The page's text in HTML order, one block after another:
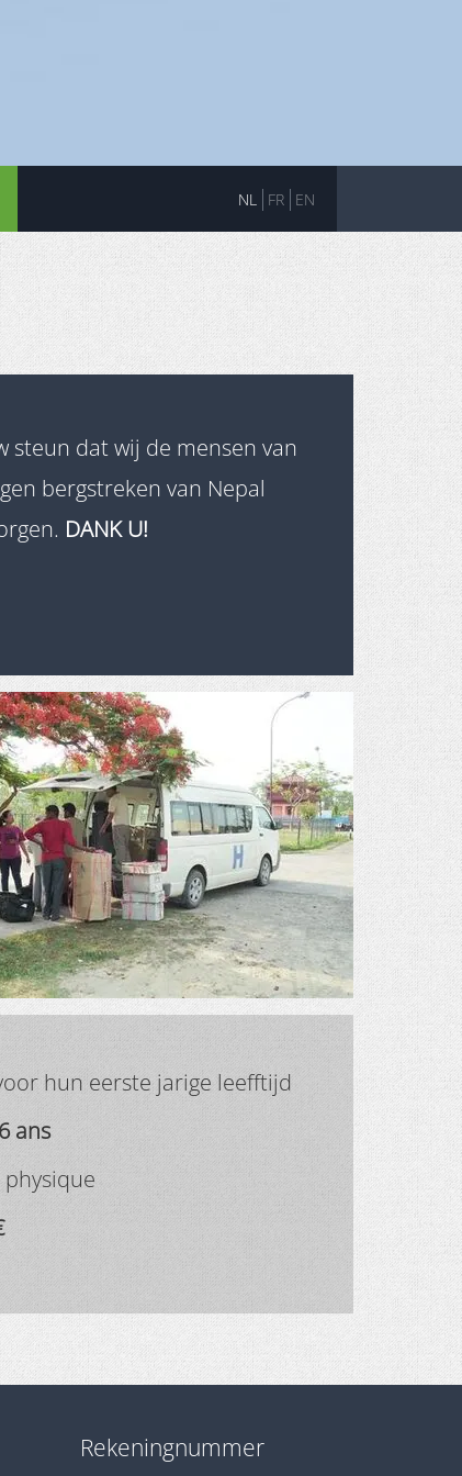
NL FR EN
steun dat wij de mensen van
bergstreken van Nepal
DANK U!
hun eerste jarige leefftijd
ans
Rekeningnummer